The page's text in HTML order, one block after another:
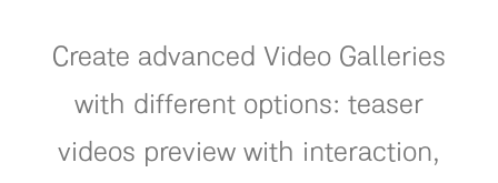
Productos
Contáctanos
Create advanced Video Galleries
with different options: teaser
videos preview with interaction,